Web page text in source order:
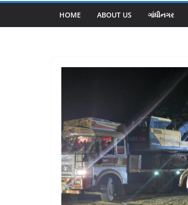
HOME ABOUT US ગાંધીનગર